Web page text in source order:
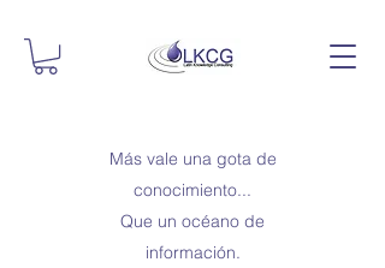
Más vale una gota de
conocimiento...
Que un océano de
información.